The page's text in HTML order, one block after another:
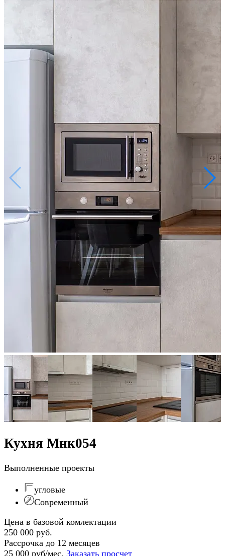
Кухня Мнк054
Выполненные проекты
угловые
Современный
Цена в базовой комлектации
250 000 руб.
Рассрочка до 12 месяцев
25 000 руб/мес. Заказать просчет